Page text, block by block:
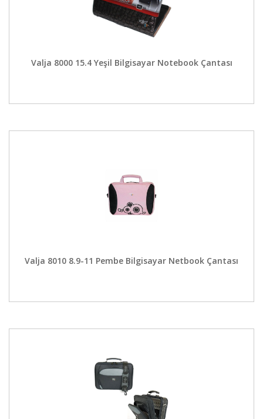
Valja 8000 15.4 Yeşil Bilgisayar Notebook Çantası
Valja 8010 8.9-11 Pembe Bilgisayar Netbook Çantası